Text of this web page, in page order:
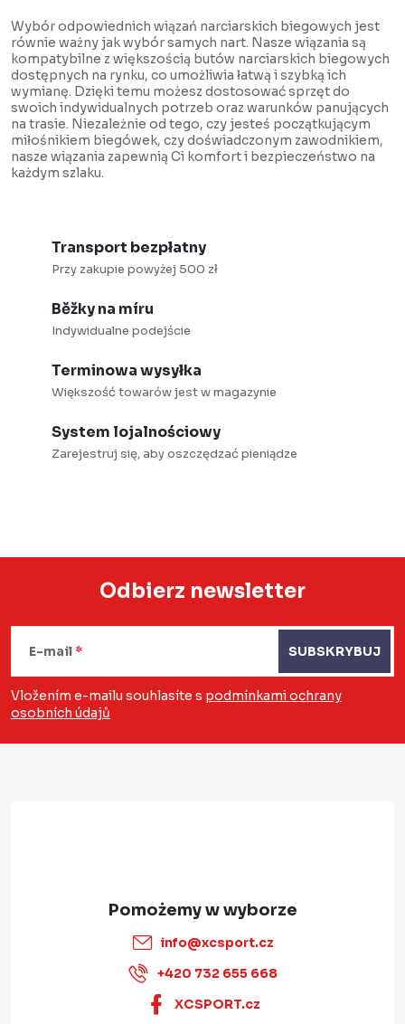
l
k
i
l
i
s
t
i
n
a
c
j
a
Wybór odpowiednich wiązań narciarskich biegowych jest
równie ważny jak wybór samych nart. Nasze wiązania są
kompatybilne z większością butów narciarskich biegowych
dostępnych na rynku, co umożliwia łatwą i szybką ich
wymianę. Dzięki temu możesz dostosować sprzęt do
swoich indywidualnych potrzeb oraz warunków panujących
na trasie. Niezależnie od tego, czy jesteś początkującym
miłośnikiem biegówek, czy doświadczonym zawodnikiem,
nasze wiązania zapewnią Ci komfort i bezpieczeństwo na
każdym szlaku.
Transport bezpłatny
Przy zakupie powyżej 500 zł
Běžky na míru
Indywidualne podejście
Terminowa wysyłka
Większość towarów jest w magazynie
System lojalnościowy
Zarejestruj się, aby oszczędzać pieniądze
S
o
p
Odbierz newsletter
E-mail
Vložením e-mailu souhlasíte s podmínkami ochrany
osobních údajů
SUBSKRYBUJ
info@xcsport.cz
+420 732 655 668
XCSPORT.cz